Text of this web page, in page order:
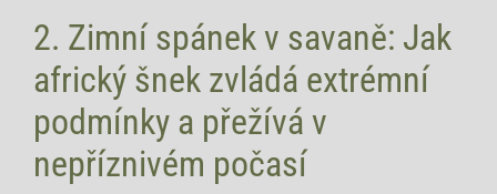
2. Zimní spánek v savaně: Jak
africký šnek zvládá extrémní
podmínky a přežívá v
nepříznivém počasí